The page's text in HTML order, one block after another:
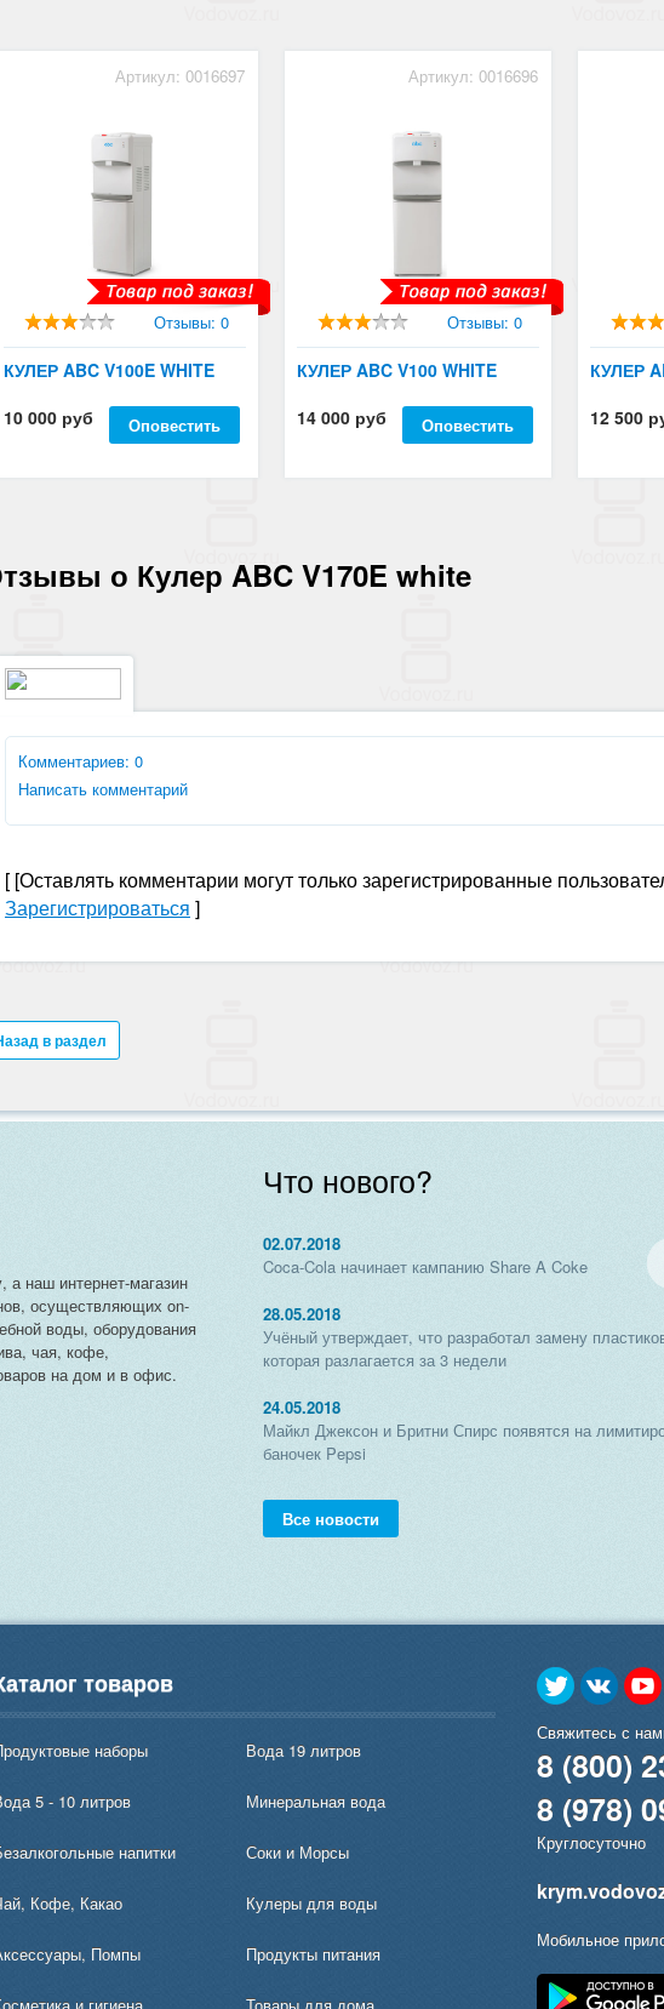
Артикул: 0016697
Отзывы: 0
КУЛЕР ABC V100E WHITE
10 000 руб
Оповестить
Артикул: 0016696
Отзывы: 0
КУЛЕР ABC V100 WHITE
14 000 руб
Оповестить
КУЛЕР
12 500
о Кулер ABC V170E white
Комментариев: 0
Написать комментарий
[ [Оставлять комментарии могут только зарегистрированные
Зарегистрироваться ]
в раздел
наш интернет-магазин
осуществляющих on-
воды, оборудования
чая, кофе,
на дом и в офис.
Что нового?
02.07.2018
Coca-Cola начинает кампанию Share A Coke
28.05.2018
Учёный утверждает, что разработал замену
которая разлагается за 3 недели
24.05.2018
Майкл Джексон и Бритни Спирс появятся на
баночек Pepsi
Все новости
товаров
наборы Вода 19 литров
5 - 10 литров Минеральная вода
напитки Соки и Морсы
Кофе, Какао Кулеры для воды
Помпы Продукты питания
Свяжитесь с
8 (800)
8 (978)
Круглосуточно
Мобильное